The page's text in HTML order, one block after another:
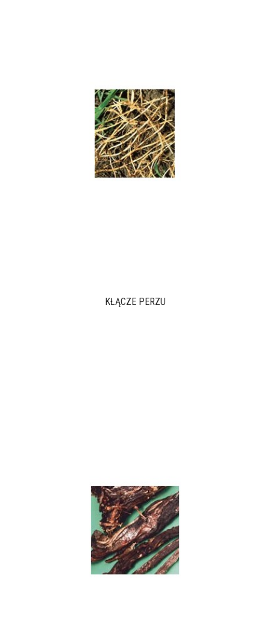
KŁĄCZE PERZU